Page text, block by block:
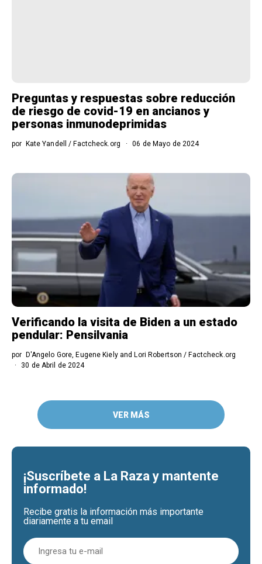
Preguntas y respuestas sobre reducción
de riesgo de covid-19 en ancianos y
personas inmunodeprimidas
por Kate Yandell / Factcheck.org 06 de Mayo de 2024
Verificando la visita de Biden a un estado
pendular: Pensilvania
por
D'Angelo Gore, Eugene Kiely and Lori Robertson / Factcheck.org
30 de Abril de 2024
VER MÁS
¡Suscríbete a La Raza y mantente
informado!
Recibe gratis la información más importante
diariamente a tu email